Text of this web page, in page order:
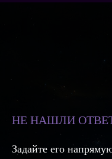
НЕ НАШЛИ
Задайте его